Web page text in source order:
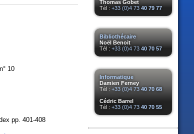
Thomas Gobet
Tél : +33 (0)4 73 40 79 77
Bibliothécaire
Noël Benoit
Tél : +33 (0)4 73 40 70 57
Informatique
Damien Ferney
Tél : +33 (0)4 73 40 70 68
Cédric Barrel
Tél : +33 (0)4 73 40 70 55
10
pp. 401-408